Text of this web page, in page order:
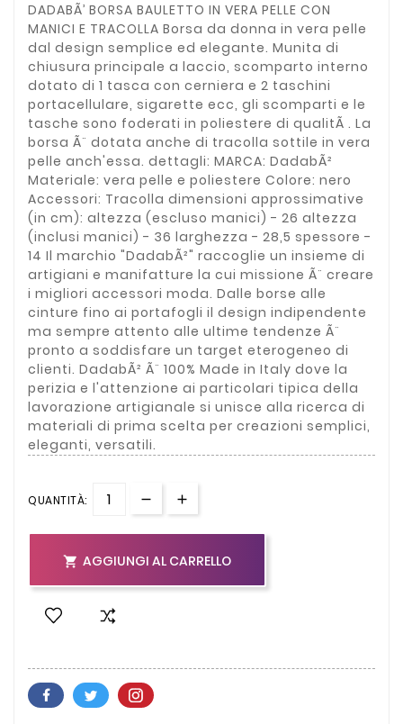
DADABÃ’ BORSA BAULETTO IN VERA PELLE CON
MANICI E TRACOLLA Borsa da donna in vera pelle
dal design semplice ed elegante. Munita di
chiusura principale a laccio, scomparto interno
dotato di 1 tasca con cerniera e 2 taschini
portacellulare, sigarette ecc, gli scomparti e le
tasche sono foderati in poliestere di qualitÃ . La
borsa Ã¨ dotata anche di tracolla sottile in vera
pelle anch'essa. dettagli: MARCA: DadabÃ²
Materiale: vera pelle e poliestere Colore: nero
Accessori: Tracolla dimensioni approssimative
(in cm): altezza (escluso manici) - 26 altezza
(inclusi manici) - 36 larghezza - 28,5 spessore -
14 Il marchio "DadabÃ²" raccoglie un insieme di
artigiani e manifatture la cui missione Ã¨ creare
i migliori accessori moda. Dalle borse alle
cinture fino ai portafogli il design indipendente
ma sempre attento alle ultime tendenze Ã¨
pronto a soddisfare un target eterogeneo di
clienti. DadabÃ² Ã¨ 100% Made in Italy dove la
perizia e l'attenzione ai particolari tipica della
lavorazione artigianale si unisce alla ricerca di
materiali di prima scelta per creazioni semplici,
eleganti, versatili.
QUANTITÀ:
 AGGIUNGI AL CARRELLO